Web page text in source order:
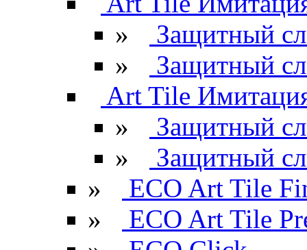
»
Защитный
»
Защитный
Art Tile
»
Защитный
»
Защитный
»
ECO Art Tile
»
ECO Art Tile